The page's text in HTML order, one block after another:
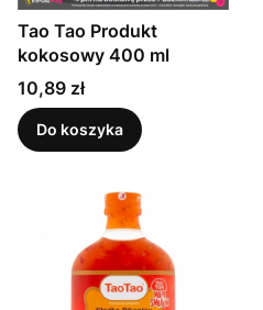
Tao Tao Produkt
kokosowy 400 ml
Cena
10,89 zł
Do koszyka